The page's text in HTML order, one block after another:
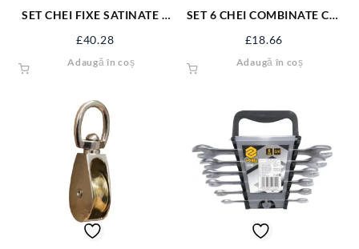
SET CHEI FIXE SATINATE 8
£40.28
Adaugă în coș
SET 6 CHEI COMBINATE CR-
£18.66
Adaugă în coș